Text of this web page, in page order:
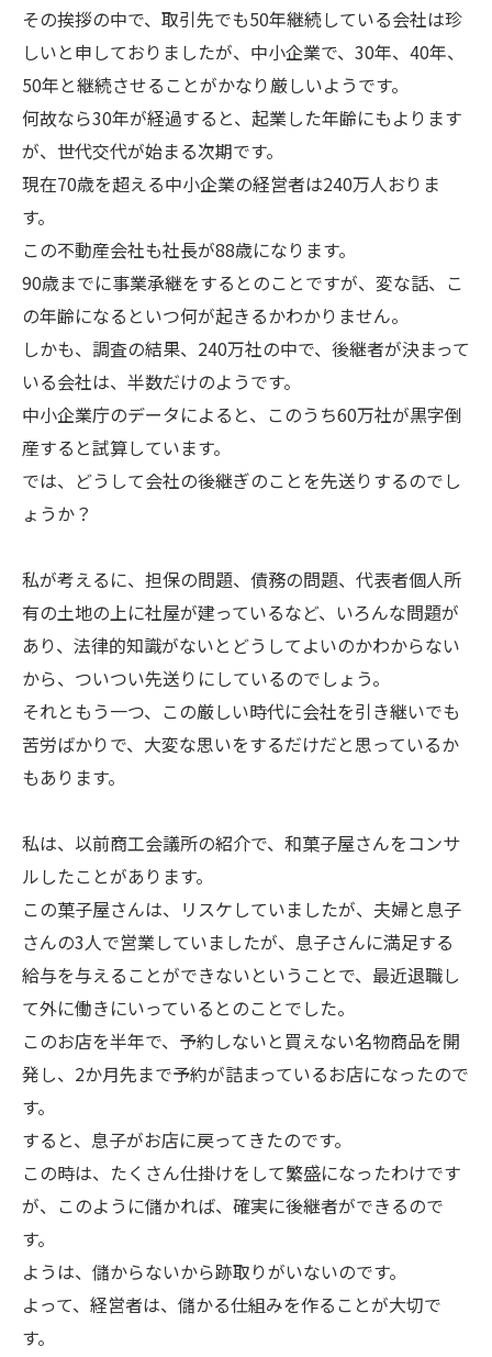
その挨拶の中で、取引先でも50年継続している会社は珍
しいと申しておりましたが、中小企業で、30年、40年、
50年と継続させることがかなり厳しいようです。
何故なら30年が経過すると、起業した年齢にもよります
が、世代交代が始まる次期です。
現在70歳を超える中小企業の経営者は240万人おりま
す。
この不動産会社も社長が88歳になります。
90歳までに事業承継をするとのことですが、変な話、こ
の年齢になるといつ何が起きるかわかりません。
しかも、調査の結果、240万社の中で、後継者が決まって
いる会社は、半数だけのようです。
中小企業庁のデータによると、このうち60万社が黒字倒
産すると試算しています。
では、どうして会社の後継ぎのことを先送りするのでし
ょうか？
私が考えるに、担保の問題、債務の問題、代表者個人所
有の土地の上に社屋が建っているなど、いろんな問題が
あり、法律的知識がないとどうしてよいのかわからない
から、ついつい先送りにしているのでしょう。
それともう一つ、この厳しい時代に会社を引き継いでも
苦労ばかりで、大変な思いをするだけだと思っているか
もあります。
私は、以前商工会議所の紹介で、和菓子屋さんをコンサ
ルしたことがあります。
この菓子屋さんは、リスケしていましたが、夫婦と息子
さんの3人で営業していましたが、息子さんに満足する
給与を与えることができないということで、最近退職し
て外に働きにいっているとのことでした。
このお店を半年で、予約しないと買えない名物商品を開
発し、2か月先まで予約が詰まっているお店になったので
す。
すると、息子がお店に戻ってきたのです。
この時は、たくさん仕掛けをして繁盛になったわけです
が、このように儲かれば、確実に後継者ができるので
す。
ようは、儲からないから跡取りがいないのです。
よって、経営者は、儲かる仕組みを作ることが大切で
す。